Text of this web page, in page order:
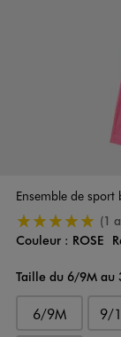
Ensemble de
5/5 de moyenne
(1
Couleur
Couleur : ROSE
Taille du 6/9M au
6/9M 9/